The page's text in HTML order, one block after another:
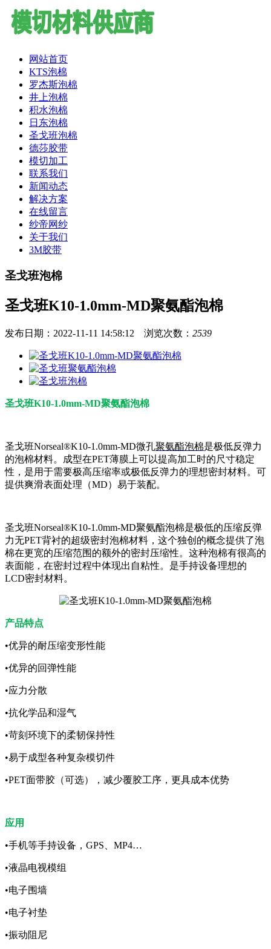
网站首页
KTS泡棉
罗杰斯泡棉
井上泡棉
积水泡棉
日东泡棉
圣戈班泡棉
德莎胶带
模切加工
联系我们
新闻动态
解决方案
在线留言
纱帝网纱
关于我们
3M胶带
圣戈班泡棉
圣戈班K10-1.0mm-MD聚氨酯泡棉
发布日期：2022-11-11 14:58:12 浏览次数： 2539
圣戈班K10-1.0mm-MD聚氨酯泡棉
圣戈班Norseal®K10-1.0mm-MD微孔聚氨酯泡棉是极低反弹力
的泡棉材料。成型在PET薄膜上可以提高加工时的尺寸稳定
性，是用于需要极高压缩率或极低反弹力的理想密封材料。可
提供爽滑表面处理（MD）易于装配。
圣戈班Norseal®K10-1.0mm-MD聚氨酯泡棉是极低的压缩反弹
力无PET背衬的超级密封泡棉材料，这个独创的概念提供了泡
棉在更宽的压缩范围的额外的密封压缩性。这种泡棉有很高的
表面能，在密封过程中体现出自粘性。是手持设备理想的
LCD密封材料。
产品特点
•优异的耐压缩变形性能
•优异的回弹性能
•应力分散
•抗化学品和湿气
•苛刻环境下的柔韧保持性
•易于成型各种复杂模切件
•PET面带胶（可选），减少覆胶工序，更具成本优势
应用
•手机等手持设备，GPS、MP4…
•液晶电视模组
•电子围墙
•电子衬垫
•振动阻尼